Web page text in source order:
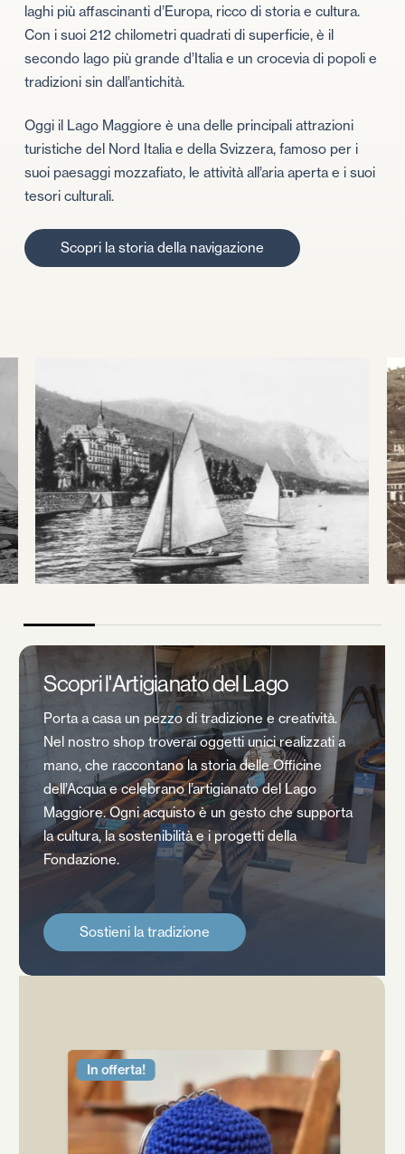
CONTRIBUTI PUBBLICI RICEVUTI
laghi più affascinanti d’Europa, ricco di storia e cultura.
Con i suoi 212 chilometri quadrati di superficie, è il
secondo lago più grande d’Italia e un crocevia di popoli e
tradizioni sin dall’antichità.
Oggi il Lago Maggiore è una delle principali attrazioni
turistiche del Nord Italia e della Svizzera, famoso per i
suoi paesaggi mozzafiato, le attività all’aria aperta e i suoi
tesori culturali.
Scopri la storia della navigazione
Scopri l'Artigianato del Lago
Porta a casa un pezzo di tradizione e creatività.
Nel nostro shop troverai oggetti unici realizzati a
mano, che raccontano la storia delle Officine
dell’Acqua e celebrano l’artigianato del Lago
Maggiore. Ogni acquisto è un gesto che supporta
la cultura, la sostenibilità e i progetti della
Fondazione.
Sostieni la tradizione